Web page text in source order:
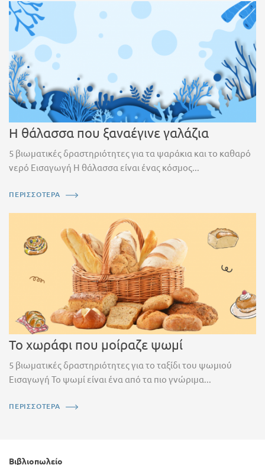
Η θάλασσα που ξαναέγινε γαλάζια
5 βιωματικές δραστηριότητες για τα ψαράκια και το καθαρό
νερό Εισαγωγή Η θάλασσα είναι ένας κόσμος...
ΠΕΡΙΣΣΟΤΕΡΑ
Το χωράφι που μοίραζε ψωμί
5 βιωματικές δραστηριότητες για το ταξίδι του ψωμιού
Εισαγωγή Το ψωμί είναι ένα από τα πιο γνώριμα...
ΠΕΡΙΣΣΟΤΕΡΑ
Βιβλιοπωλείο